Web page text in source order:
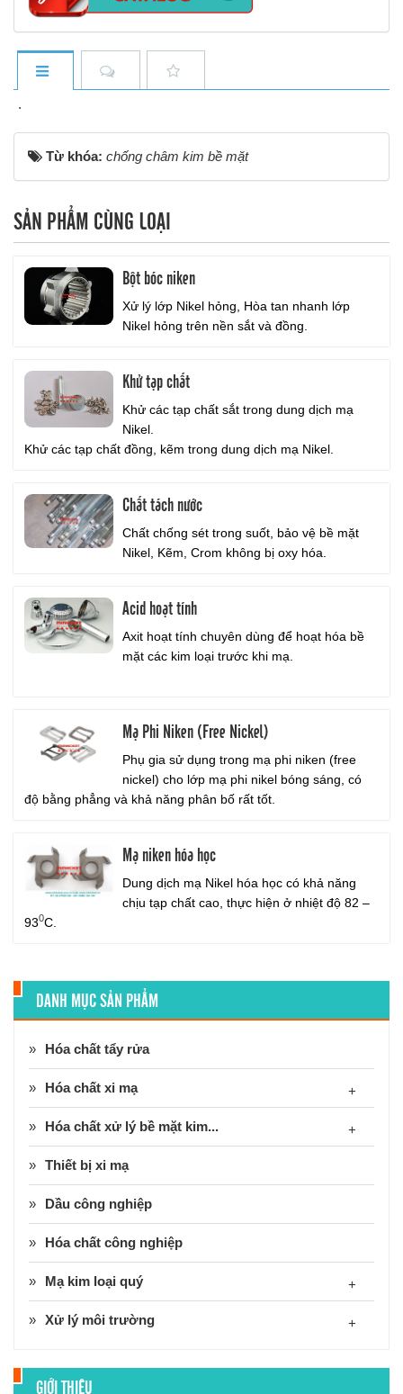
.
Từ khóa: chống châm kim bề mặt
SẢN PHẨM CÙNG LOẠI
Bột bóc niken
Xử lý lớp Nikel hỏng, Hòa tan nhanh lớp
Nikel hỏng trên nền sắt và đồng.
Khử tạp chất
Khử các tạp chất sắt trong dung dịch mạ
Nikel.
Khử các tạp chất đồng, kẽm trong dung dịch mạ Nikel.
Chất tách nước
Chất chống sét trong suốt, bảo vệ bề mặt
Nikel, Kẽm, Crom không bị oxy hóa.
Acid hoạt tính
Axit hoạt tính chuyên dùng để hoạt hóa bề
mặt các kim loại trước khi mạ.
Mạ Phi Niken (Free Nickel)
Phụ gia sử dụng trong mạ phi niken (free
nickel) cho lớp mạ phi nikel bóng sáng, có
độ bằng phẳng và khả năng phân bố rất tốt.
Mạ niken hóa học
Dung dịch mạ Nikel hóa học có khả năng
chịu tạp chất cao, thực hiện ở nhiệt độ 82 –
930C.
DANH MỤC SẢN PHẨM
Hóa chất tẩy rửa
Hóa chất xi mạ +
Hóa chất xử lý bề mặt kim... +
Thiết bị xi mạ
Dầu công nghiệp
Hóa chất công nghiệp
Mạ kim loại quý +
Xử lý môi trường +
GIỚI THIỆU